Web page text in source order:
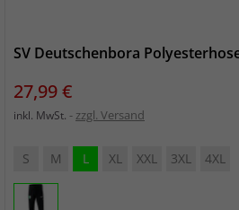
SV Deutschenbora
Preis
27,99 €
inkl. MwSt. zzgl. Versand
S M L XL XXL 3XL 4XL